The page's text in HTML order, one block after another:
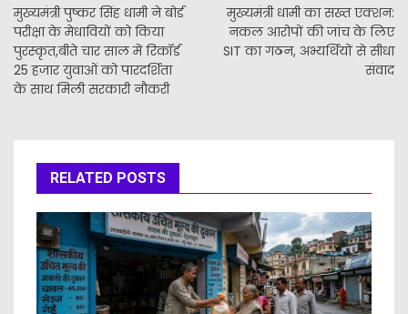
मुख्यमंत्री पुष्कर सिंह धामी ने बोर्ड
परीक्षा के मेधावियों को किया
पुरस्कृत,बीते चार साल में रिकॉर्ड
25 हजार युवाओं को पारदर्शिता
के साथ मिली सरकारी नौकरी
मुख्यमंत्री धामी का सख्त एक्शन:
नकल आरोपों की जांच के लिए
SIT का गठन, अभ्यर्थियों से सीधा
संवाद
RELATED POSTS